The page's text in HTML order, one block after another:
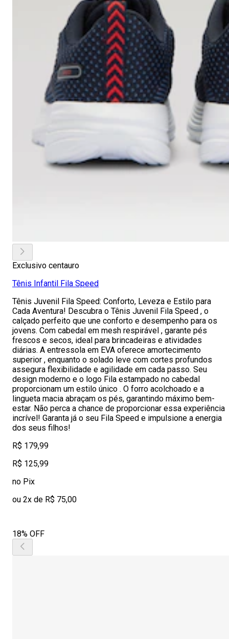
Exclusivo centauro
Tênis Infantil Fila Speed
Tênis Juvenil Fila Speed: Conforto, Leveza e Estilo para
Cada Aventura! Descubra o Tênis Juvenil Fila Speed , o
calçado perfeito que une conforto e desempenho para os
jovens. Com cabedal em mesh respirável , garante pés
frescos e secos, ideal para brincadeiras e atividades
diárias. A entressola em EVA oferece amortecimento
superior , enquanto o solado leve com cortes profundos
assegura flexibilidade e agilidade em cada passo. Seu
design moderno e o logo Fila estampado no cabedal
proporcionam um estilo único . O forro acolchoado e a
lingueta macia abraçam os pés, garantindo máximo bem-
estar. Não perca a chance de proporcionar essa experiência
incrível! Garanta já o seu Fila Speed e impulsione a energia
dos seus filhos!
R$ 179,99
R$ 125,99
no Pix
ou 2x de R$ 75,00
18% OFF